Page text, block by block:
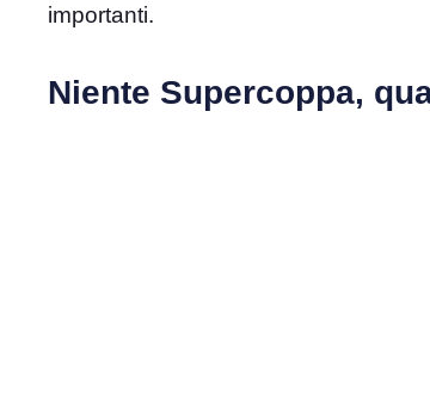
importanti.
Niente Supercoppa,